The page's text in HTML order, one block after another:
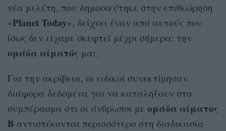
νέα μελέτη, που δημοσιεύτηκε στην επιθεώρηση
«Planet Today», δείχνει έναν από αυτούς που
ίσως δεν είχαμε σκεφτεί μέχρι σήμερα: την
ομάδα αίματός μας.
Για την ακρίβεια, οι ειδικοί συνεκτίμησαν
διάφορα δεδομένα για να καταλήξουν στο
συμπέρασμα ότι οι άνθρωποι με ομάδα αίματος
Β αντιστέκονται περισσότερο στη διαδικασία